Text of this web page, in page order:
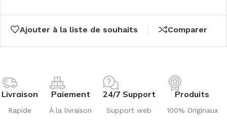
Ajouter à la liste de souhaits Comparer
Livraison
Rapide
Paiement
À la livraison
24/7 Support
Support web
Produits
100% Originaux